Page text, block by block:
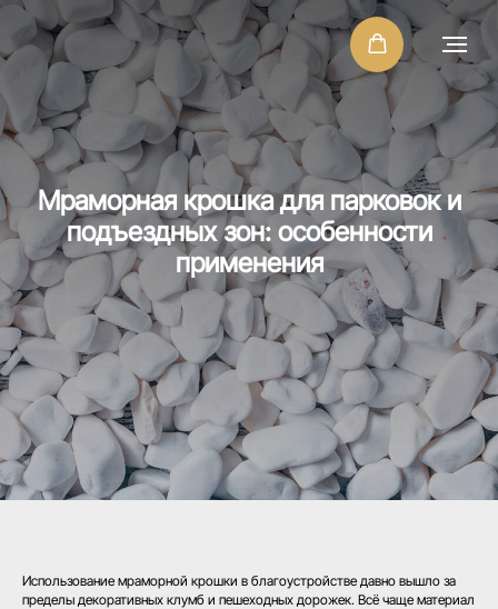
Мраморная крошка для парковок и
подъездных зон: особенности
применения
Использование мраморной крошки в благоустройстве давно вышло за
пределы декоративных клумб и пешеходных дорожек. Всё чаще материал